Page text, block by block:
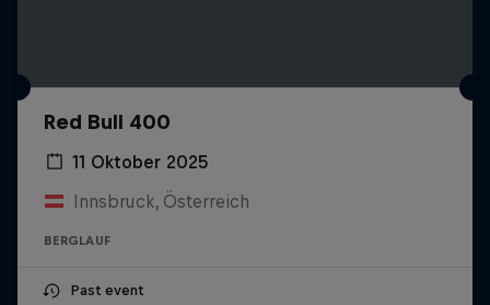
Red Bull 400
11 Oktober 2025
Innsbruck, Österreich
BERGLAUF
Past event